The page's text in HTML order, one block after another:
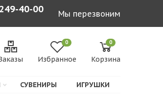
40-00 Мы перезвоним
0
Избранное
0
Корзина
СУВЕНИРЫ ИГРУШКИ